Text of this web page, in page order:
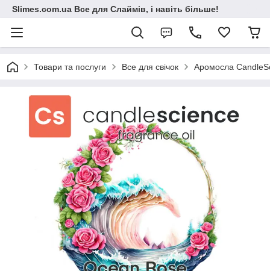
Slimes.com.ua Все для Слаймів, і навіть більше!
Товари та послуги Все для свічок Аромосла